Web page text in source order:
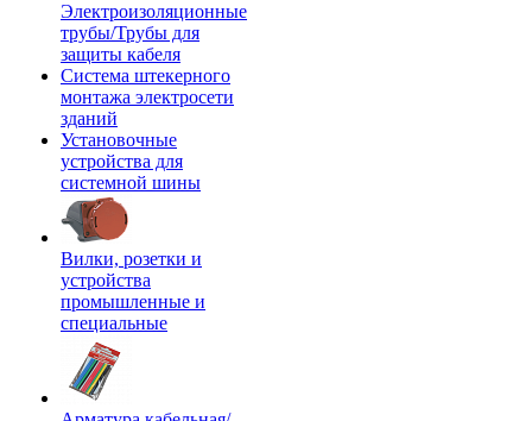
Электроизоляционные
трубы/Трубы для
защиты кабеля
Система штекерного
монтажа электросети
зданий
Установочные
устройства для
системной шины
Вилки, розетки и
устройства
промышленные и
специальные